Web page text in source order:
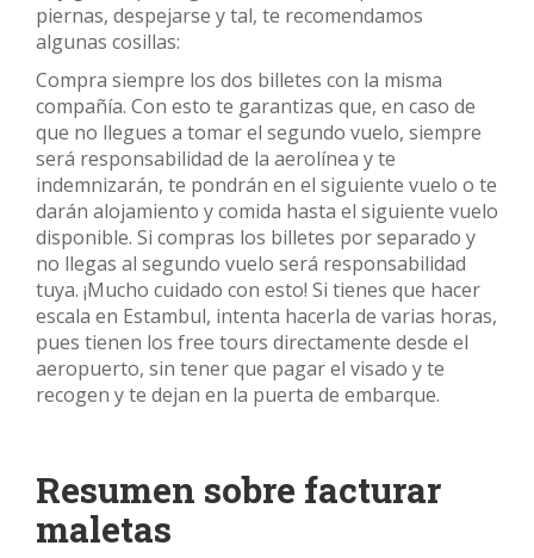
piernas, despejarse y tal, te recomendamos
algunas cosillas:
Compra siempre los dos billetes con la misma
compañía. Con esto te garantizas que, en caso de
que no llegues a tomar el segundo vuelo, siempre
será responsabilidad de la aerolínea y te
indemnizarán, te pondrán en el siguiente vuelo o te
darán alojamiento y comida hasta el siguiente vuelo
disponible. Si compras los billetes por separado y
no llegas al segundo vuelo será responsabilidad
tuya. ¡Mucho cuidado con esto! Si tienes que hacer
escala en Estambul, intenta hacerla de varias horas,
pues tienen los free tours directamente desde el
aeropuerto, sin tener que pagar el visado y te
recogen y te dejan en la puerta de embarque.
Resumen sobre facturar
maletas